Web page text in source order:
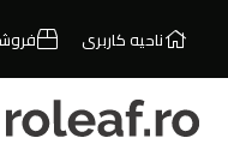
ناحیه کاربری